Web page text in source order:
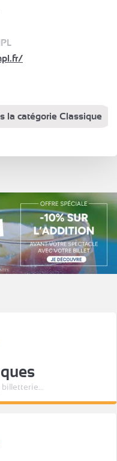
la catégorie Classique